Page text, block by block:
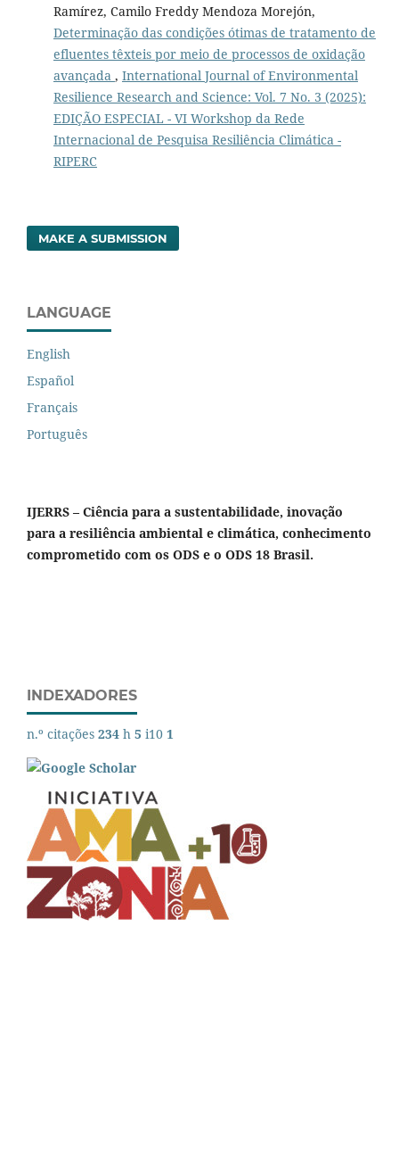
Ramírez, Camilo Freddy Mendoza Morejón,
Determinação das condições ótimas de tratamento de
efluentes têxteis por meio de processos de oxidação
avançada , International Journal of Environmental
Resilience Research and Science: Vol. 7 No. 3 (2025):
EDIÇÃO ESPECIAL - VI Workshop da Rede
Internacional de Pesquisa Resiliência Climática -
RIPERC
MAKE A SUBMISSION
LANGUAGE
English
Español
Français
Português
IJERRS – Ciência para a sustentabilidade, inovação
para a resiliência ambiental e climática, conhecimento
comprometido com os ODS e o ODS 18 Brasil.
INDEXADORES
n.º citações 234 h 5 i10 1